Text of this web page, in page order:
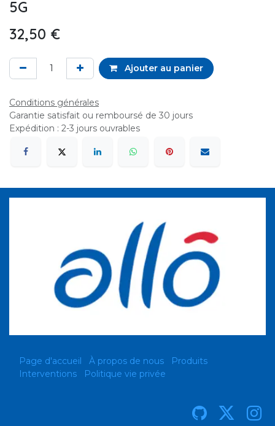
5G
32,50 €
Ajouter au panier
Conditions générales
Garantie satisfait ou remboursé de 30 jours
Expédition : 2-3 jours ouvrables
Page d'accueil À propos de nous
Produits
Interventions
Politique vie privée